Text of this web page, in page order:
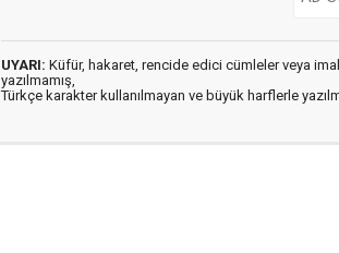
UYARI: Küfür, hakaret, rencide edici cümleler veya
yazılmamış,
Türkçe karakter kullanılmayan ve büyük harflerle